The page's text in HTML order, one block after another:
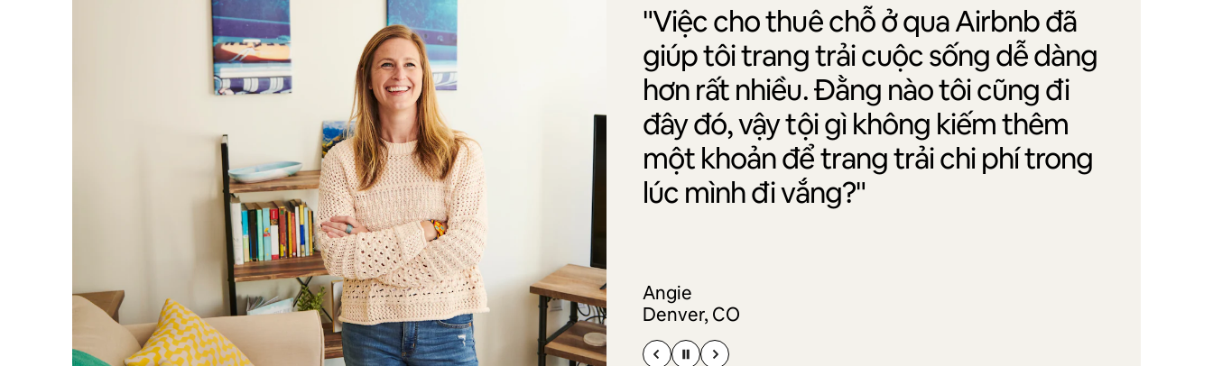
"Việc cho thuê chỗ ở qua Airbnb đã
giúp tôi trang trải cuộc sống dễ dàng
hơn rất nhiều. Đằng nào tôi cũng đi
đây đó, vậy tội gì không kiếm thêm
một khoản để trang trải chi phí trong
lúc mình đi vắng?"
Angie
Denver, CO